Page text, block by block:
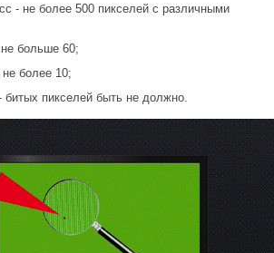
- не более 500 пикселей с различными
больше 60;
более 10;
битых пикселей быть не должно.